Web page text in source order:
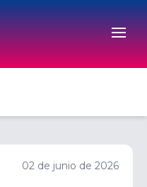
02 de junio de 2026